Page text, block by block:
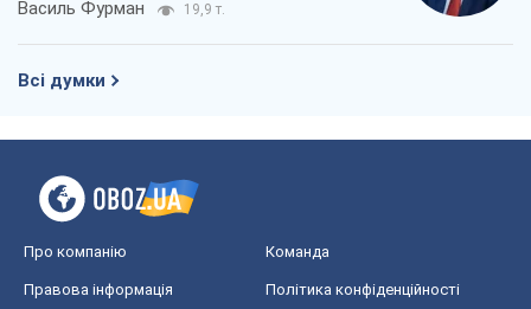
Василь Фурман 19,9 т.
Всі думки
Про компанію Команда
Правова інформація Політика конфіденційності